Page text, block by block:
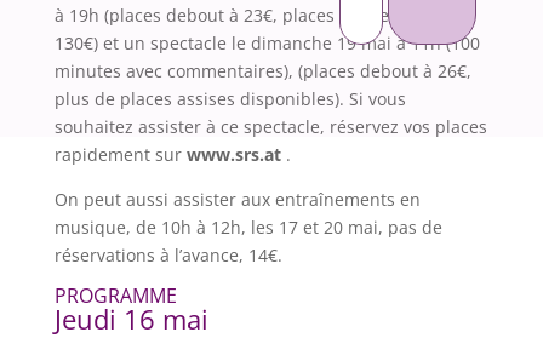
à 19h (places debout à 23€, places assises de 47 à
130€) et un spectacle le dimanche 19 mai à 11h (100
minutes avec commentaires), (places debout à 26€,
plus de places assises disponibles). Si vous
souhaitez assister à ce spectacle, réservez vos places
rapidement sur www.srs.at.
On peut aussi assister aux entraînements en
musique, de 10h à 12h, les 17 et 20 mai, pas de
réservations à l’avance, 14€.
PROGRAMME
Jeudi 16 mai